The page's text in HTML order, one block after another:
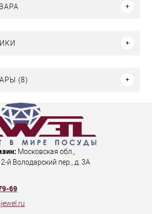
(8)
Московская обл.,
2-й Володарский пер., д. 3А
69